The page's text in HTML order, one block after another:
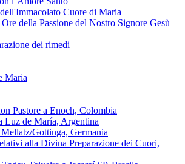
Cuore di Maria
della Passione del Nostro Signore Gesù
dei rimedi
Maria
Pastore a Enoch, Colombia
Luz de María, Argentina
Gottinga, Germania
alla Divina Preparazione dei Cuori,